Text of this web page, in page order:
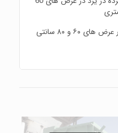
فروش نوار نقاله دست دوم در یزد در عرض های ۶۰ و ۸۰ سانتی